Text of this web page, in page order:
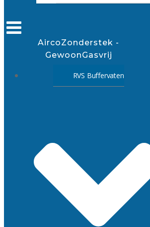
AircoZonderstek -
GewoonGasvrij
RVS Buffervaten